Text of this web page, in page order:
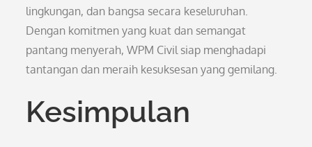
lingkungan, dan bangsa secara keseluruhan.
Dengan komitmen yang kuat dan semangat
pantang menyerah, WPM Civil siap menghadapi
tantangan dan meraih kesuksesan yang gemilang.
Kesimpulan